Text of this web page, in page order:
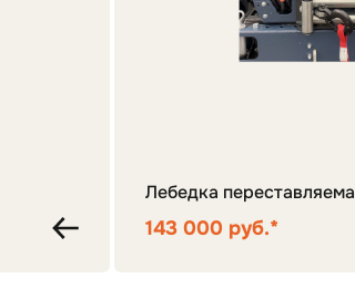
Лебедка
143 000 руб.*